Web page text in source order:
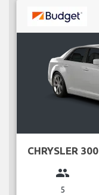
CHRYSLER 300
group
5